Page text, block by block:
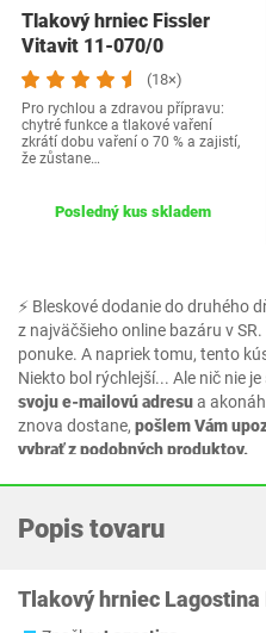
⚡ Bleskové dodanie do druhého
z najväčšieho online bazáru v
ponuke. A napriek tomu, tento
Niekto bol rýchlejší... Ale nič nie
svoju e-mailovú adresua
znova dostane, pošlem Vám
vybrať z podobných produktov.
Tlakový hrniec Fissler
Vitavit 11-070/0
(18×)
Pro rychlou a zdravou přípravu:
chytré funkce a tlakové vaření
zkrátí dobu vaření o 70 % a zajistí,
že zůstane…
Posledný kus skladem
Popis tovaru
Tlakový hrniec Lagostina